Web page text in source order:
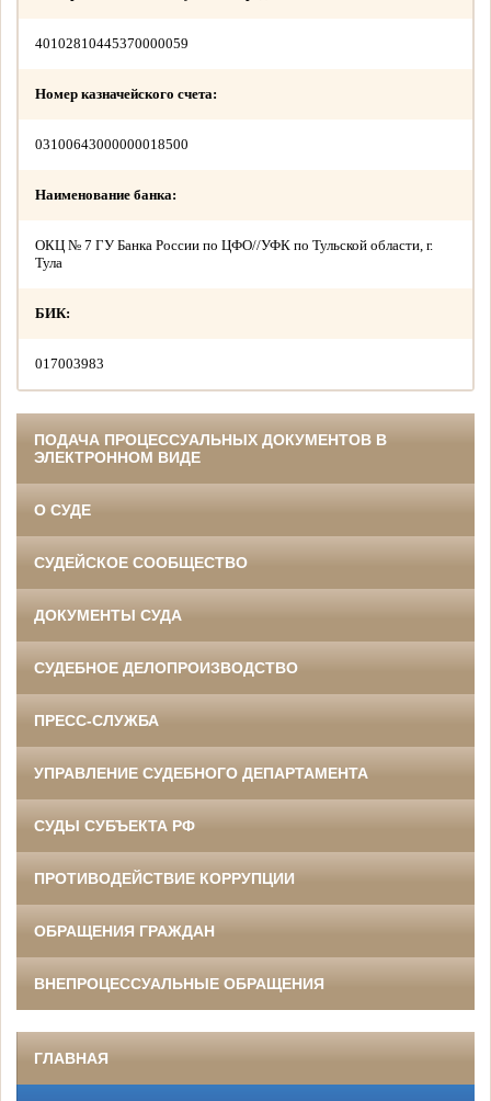
40102810445370000059
Номер казначейского счета:
03100643000000018500
Наименование банка:
ОКЦ № 7 ГУ Банка России по ЦФО//УФК по Тульской области, г.
Тула
БИК:
017003983
ПОДАЧА ПРОЦЕССУАЛЬНЫХ ДОКУМЕНТОВ В
ЭЛЕКТРОННОМ ВИДЕ
О СУДЕ
СУДЕЙСКОЕ СООБЩЕСТВО
ДОКУМЕНТЫ СУДА
СУДЕБНОЕ ДЕЛОПРОИЗВОДСТВО
ПРЕСС-СЛУЖБА
УПРАВЛЕНИЕ СУДЕБНОГО ДЕПАРТАМЕНТА
СУДЫ СУБЪЕКТА РФ
ПРОТИВОДЕЙСТВИЕ КОРРУПЦИИ
ОБРАЩЕНИЯ ГРАЖДАН
ВНЕПРОЦЕССУАЛЬНЫЕ ОБРАЩЕНИЯ
ГЛАВНАЯ